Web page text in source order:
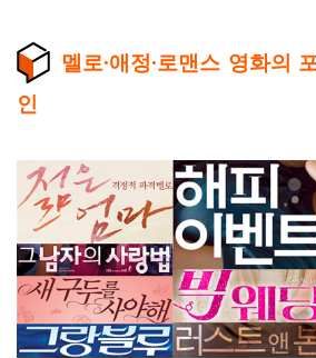
멜로∙애정∙로맨스 영화의
인